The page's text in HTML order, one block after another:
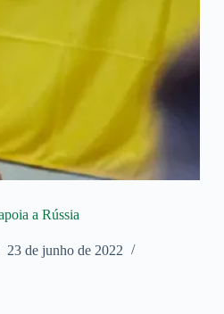
a Rússia
23 de junho de 2022